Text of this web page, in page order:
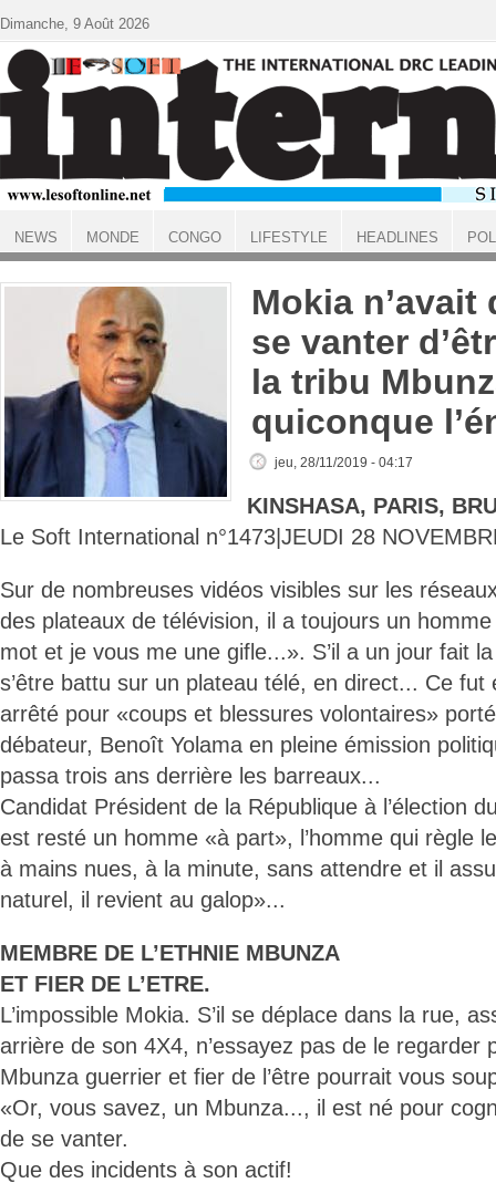
ACCUEIL
Mokia n’avait
se vanter
la tribu
quiconque
jeu, 28/11/2019 - 04:17
KINSHASA, PARIS,
Le Soft International n°1473|JEUDI 28
Sur de nombreuses vidéos visibles sur les
des plateaux de télévision, il a toujours un
mot et je vous me une gifle...». S’il a un jour fait
s’être battu sur un plateau télé, en direct... Ce fut
arrêté pour «coups et blessures volontaires»
débateur, Benoît Yolama en pleine émission
passa trois ans derrière les barreaux...
Candidat Président de la République à l’élection
est resté un homme «à part», l’homme qui règle
à mains nues, à la minute, sans attendre et il
naturel, il revient au galop»...
MEMBRE DE L’ETHNIE MBUNZA
ET FIER DE L’ETRE.
L’impossible Mokia. S’il se déplace dans la rue,
arrière de son 4X4, n’essayez pas de le regarder
Mbunza guerrier et fier de l’être pourrait vous
«Or, vous savez, un Mbunza..., il est né pour
de se vanter.
Que des incidents à son actif!
Dimanche, 9 Août 2026
NEWS MONDE CONGO LIFESTYLE HEADLINES